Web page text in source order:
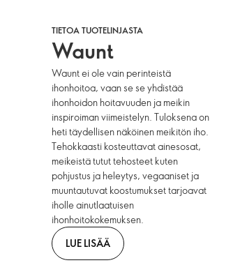
TIETOA TUOTELINJASTA
Waunt
Waunt ei ole vain perinteistä
ihonhoitoa, vaan se se yhdistää
ihonhoidon hoitavuuden ja meikin
inspiroiman viimeistelyn. Tuloksena on
heti täydellisen näköinen meikitön iho.
Tehokkaasti kosteuttavat ainesosat,
meikeistä tutut tehosteet kuten
pohjustus ja heleytys, vegaaniset ja
muuntautuvat koostumukset tarjoavat
iholle ainutlaatuisen
ihonhoitokokemuksen.
LUE LISÄÄ